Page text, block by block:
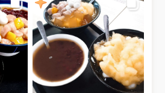
2022/05/28 美味程度🌟🌟🌟🌟